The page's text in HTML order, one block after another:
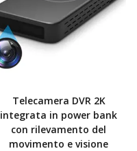
Telecamera DVR 2K
integrata in power bank
con rilevamento del
movimento e visione